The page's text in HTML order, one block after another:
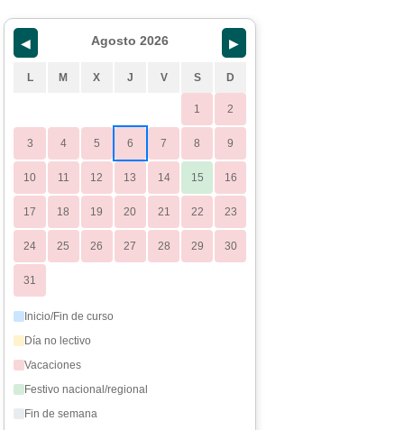
◀ Agosto 2026 ▶
L M X J V S D
1 2
3 4 5 6 7 8 9
10 11 12 13 14 15 16
17 18 19 20 21 22 23
24 25 26 27 28 29 30
31
Inicio/Fin de curso
Día no lectivo
Vacaciones
Festivo nacional/regional
Fin de semana